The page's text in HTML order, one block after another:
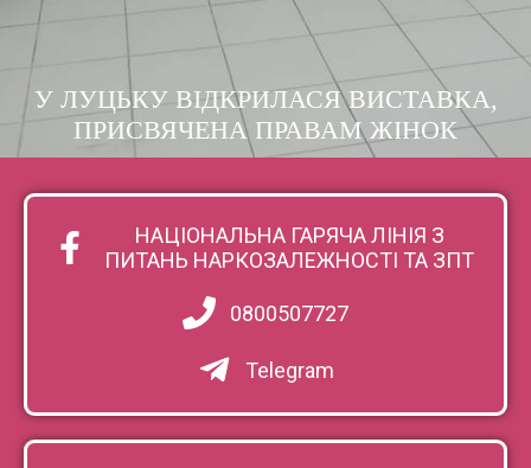
У ЛУЦЬКУ ВІДКРИЛАСЯ ВИСТАВКА,
ПРИСВЯЧЕНА ПРАВАМ ЖІНОК
НАЦІОНАЛЬНА ГАРЯЧА ЛІНІЯ З
ПИТАНЬ НАРКОЗАЛЕЖНОСТІ ТА ЗПТ
0800507727
Telegram